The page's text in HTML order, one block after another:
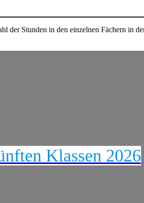
der Stunden in den einzelnen Fächern in
Klassen 2026